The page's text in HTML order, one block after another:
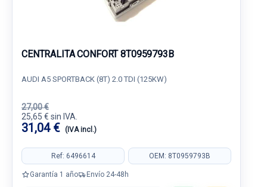
CENTRALITA CONFORT 8T0959793B
AUDI A5 SPORTBACK (8T) 2.0 TDI (125KW)
27,00 €
25,65 € sin IVA.
31,04 € (IVA incl.)
Ref: 6496614 OEM: 8T0959793B
Garantía 1 año Envío 24-48h